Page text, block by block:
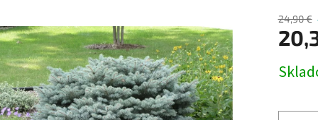
24,90 €
cena: